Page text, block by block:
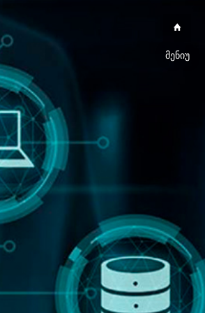
მენიუ